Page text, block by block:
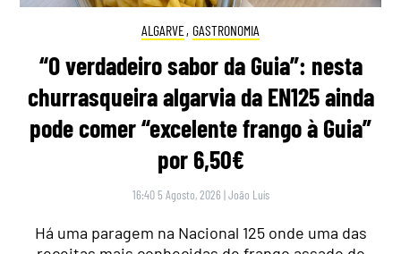
ALGARVE, GASTRONOMIA
“O verdadeiro sabor da Guia”: nesta
churrasqueira algarvia da EN125 ainda
pode comer “excelente frango à Guia”
por 6,50€
16:40 5 Agosto, 2026 |João Luís
Há uma paragem na Nacional 125 onde uma das